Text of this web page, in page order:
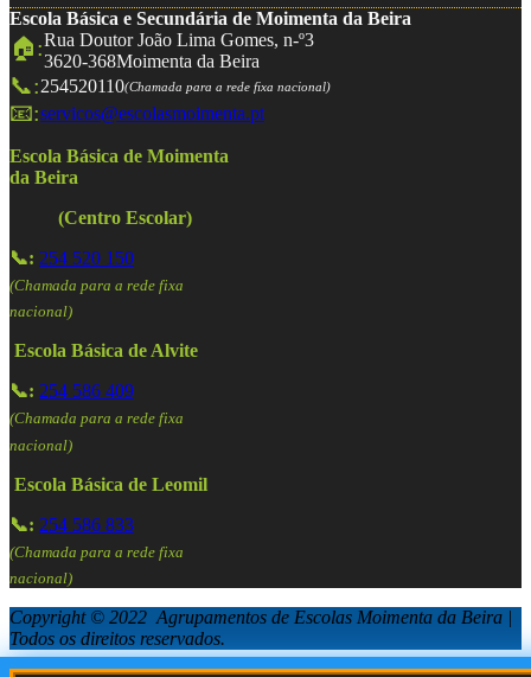
Escola Básica e Secundária de Moimenta da Beira
🏠:Rua Doutor João Lima Gomes, n-º3
3620-368Moimenta da Beira
📞:254520110(Chamada para a rede fixa nacional)
📧:servicos@escolasmoimenta.pt
Escola Básica de Moimenta
da Beira
(Centro Escolar)
📞: 254 520 150
(Chamada para a rede fixa
nacional)
Escola Básica de Alvite
📞: 254 586 409
(Chamada para a rede fixa
nacional)
Escola Básica de Leomil
📞: 254 586 833
(Chamada para a rede fixa
nacional)
Copyright © 2022 Agrupamentos de Escolas Moimenta da Beira |
Todos os direitos reservados.